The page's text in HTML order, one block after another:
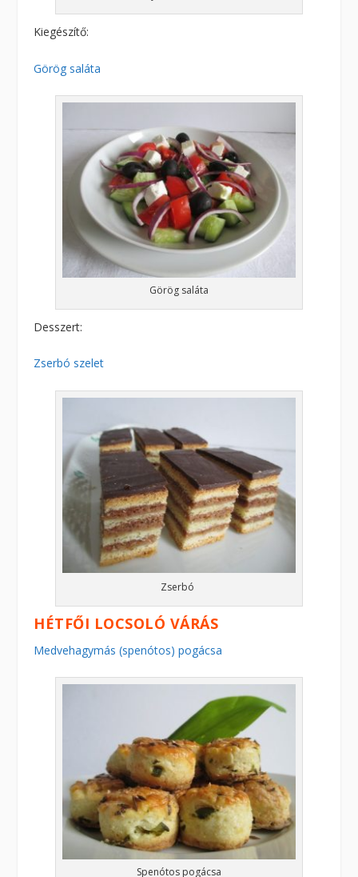
Kiegészítő:
Görög saláta
Görög saláta
Desszert:
Zserbó szelet
Zserbó
HÉTFŐI LOCSOLÓ VÁRÁS
Medvehagymás (spenótos) pogácsa
Spenótos pogácsa